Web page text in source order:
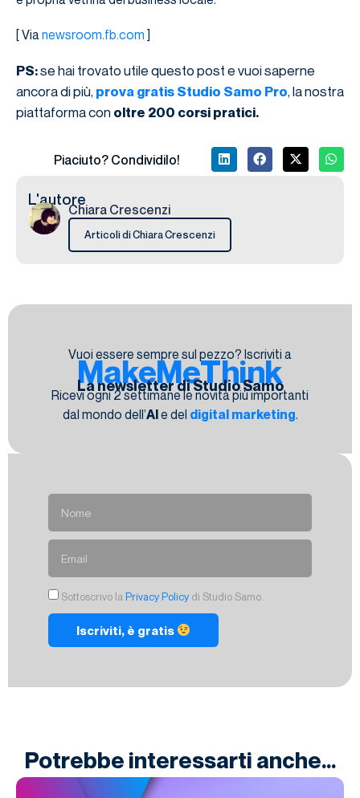
[ Via newsroom.fb.com ]
PS:se hai trovato utile questo post e vuoi saperne
ancora di più, prova gratis Studio Samo Pro, la nostra
piattaforma con oltre 200 corsi pratici.
Piaciuto? Condividilo!
L'autore
Chiara Crescenzi
Articoli di Chiara Crescenzi
Vuoi essere sempre sul pezzo? Iscriviti a
MakeMeThink
La newsletter di Studio Samo
Ricevi ogni 2 settimane le novità più importanti
dal mondo dell’AIe del digital marketing.
Sottoscrivo la Privacy Policy di Studio Samo.
Iscriviti, è gratis
Potrebbe interessarti anche...